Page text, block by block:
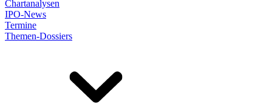
Chartanalysen
IPO-News
Termine
Themen-Dossiers